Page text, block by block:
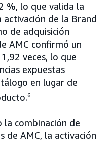
%, lo que valida la
de la Brand
de adquisición
AMC confirmó un
veces, lo que
expuestas
en lugar de
6
combinación de
de AMC, la activación